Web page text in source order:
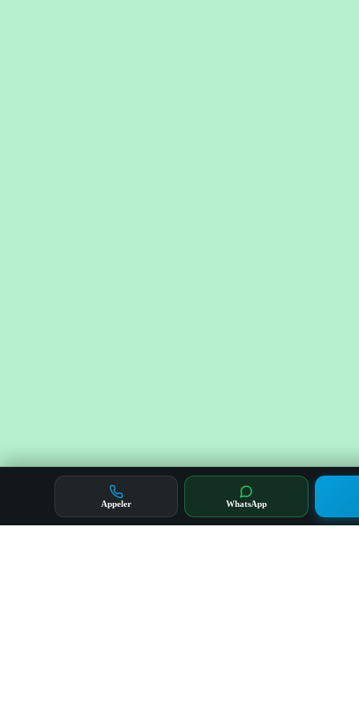
Appeler WhatsApp